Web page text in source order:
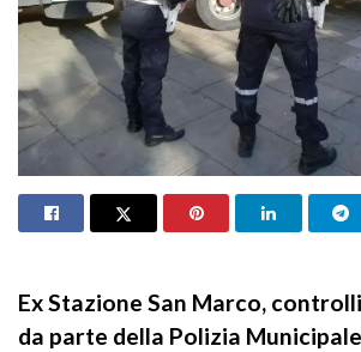
Ex Stazione San Marco,
da parte della Polizia